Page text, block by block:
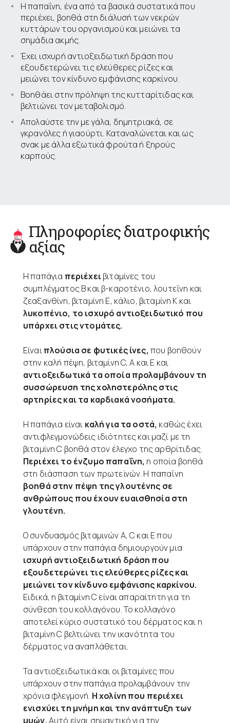
Η παπαΐνη, ένα από τα βασικά συστατικά που
περιέχει, βοηθά στη διάλυσή των νεκρών
κυττάρων του οργανισμού και μειώνει τα
σημάδια ακμής.
Έχει ισχυρή αντιοξειδωτική δράση που
εξουδετερώνει τις ελεύθερες ρίζες και
μειώνει τον κίνδυνο εμφάνισης καρκίνου.
Βοηθάει στην πρόληψη της κυτταρίτιδας και
βελτιώνει τον μεταβολισμό.
Απολαύστε την με γάλα, δημητριακά, σε
γκρανόλες ή γιαούρτι. Καταναλώνεται και ως
σνακ με άλλα εξωτικά φρούτα ή ξηρούς
καρπούς.
Πληροφορίες διατροφικής
αξίας
Η παπάγια περιέχειβιταμίνες του
συμπλέγματος Β και β-καροτένιο, λουτεΐνη και
ζεαξανθίνη, βιταμίνη Ε, κάλιο, βιταμίνη Κ και
λυκοπένιο, το ισχυρό αντιοξειδωτικό που
υπάρχει στις ντομάτες.
Είναιπλούσια σε φυτικές ίνες, που βοηθούν
στην καλή πέψη, βιταμίνη C, Α και Ε και
αντιοξειδωτικά τα οποία προλαμβάνουν τη
συσσώρευση της χοληστερόλης στις
αρτηρίες και τα καρδιακά νοσήματα.
Η παπάγια είναι καλή για τα οστά, καθώς έχει
αντιφλεγμονώδεις ιδιότητες και μαζί με τη
βιταμίνη C βοηθά στον έλεγχο της αρθρίτιδας.
Περιέχει το ένζυμο παπαΐνη, η οποία βοηθά
στη διάσπαση των πρωτεϊνών. Η παπαΐνη
βοηθά στην πέψη της γλουτένης σε
ανθρώπους που έχουν ευαισθησία στη
γλουτένη.
Ο συνδυασμός βιταμινών Α, C και Ε που
υπάρχουν στην παπάγια δημιουργούν μια
ισχυρή αντιοξειδωτική δράση που
εξουδετερώνει τις ελεύθερες ρίζες και
μειώνει τον κίνδυνο εμφάνισης καρκίνου.
Ειδικά, η βιταμίνη C είναι απαραίτητη για τη
σύνθεση του κολλαγόνου. Το κολλαγόνο
αποτελεί κύριο συστατικό του δέρματος και η
βιταμίνη C βελτιώνει την ικανότητα του
δέρματος να αναπλάθεται.
Τα αντιοξειδωτικά και οι βιταμίνες που
υπάρχουν στην παπάγια προλαμβάνουν την
χρόνια φλεγμονή. Η χολίνη που περιέχει
ενισχύει τη μνήμη και την ανάπτυξη των
μυών.Αυτό είναι σημαντικό για την